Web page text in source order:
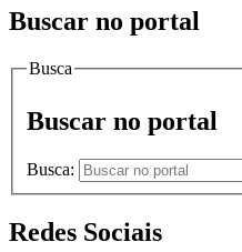
Buscar no portal
Busca
Buscar no portal
Busca:
Redes Sociais